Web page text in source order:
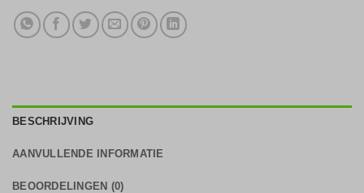
BESCHRIJVING
AANVULLENDE INFORMATIE
BEOORDELINGEN (0)